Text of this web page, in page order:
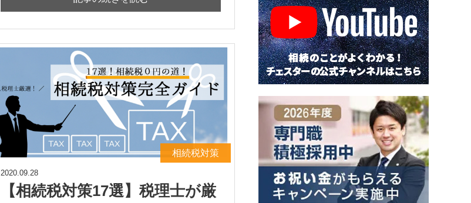
相続税対策
2020.09.28
【相続税対策17選】税理士が厳